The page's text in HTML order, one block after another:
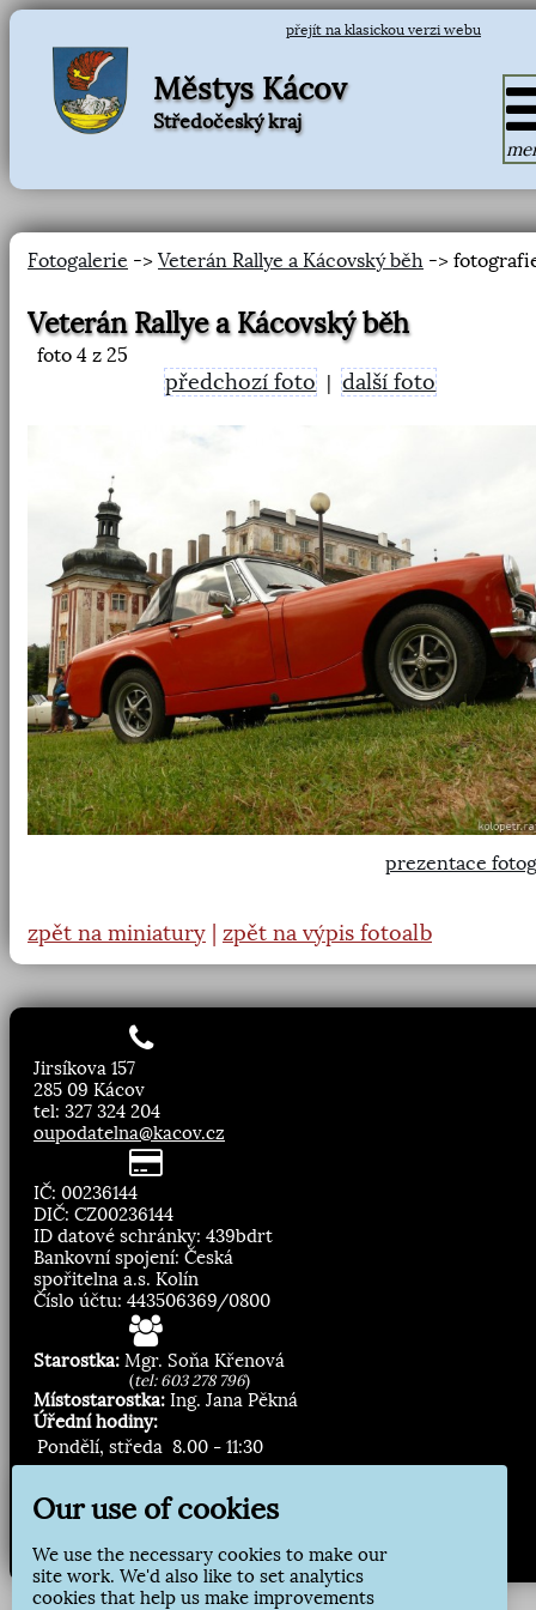
přejít na klasickou verzi webu
Městys Kácov
Středočeský kraj
Fotogalerie -> Veterán Rallye a Kácovský běh ->
Veterán Rallye a Kácovský běh
foto 4 z 25
předchozí foto |další foto
prezentace
zpět na miniatury zpět na výpis fotoalb
Jirsíkova 157
285 09 Kácov
tel: 327 324 204
oupodatelna@kacov.cz
IČ: 00236144
DIČ: CZ00236144
ID datové schránky: 439bdrt
Bankovní spojení: Česká
spořitelna a.s. Kolín
Číslo účtu: 443506369/0800
Starostka: Mgr. Soňa Křenová
(tel: 603 278 796)
Místostarostka: Ing. Jana Pěkná
Úřední hodiny:
Pondělí, středa 8.00 - 11:30
Přihlásit odběr
Our use of cookies
We use the necessary cookies to make our
site work. We'd also like to set analytics
cookies that help us make improvements